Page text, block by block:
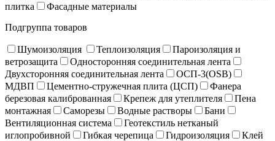
плитка
Фасадные материалы
Подгруппа товаров
Шумоизоляция Теплоизоляция
Пароизоляция и
ветрозащита
Односторонняя соединительная лента
Двухсторонняя соединительная лента
ОСП-3(OSB)
МДВП
Цементно-стружечная плита (ЦСП)
Фанера
березовая калиброванная
Крепеж для утеплителя
Пена
монтажная
Саморезы Водные растворы
Бани
Вентиляционная система
Геотекстиль нетканый
иглопробивной
Гибкая черепица Гидроизоляция
Клей